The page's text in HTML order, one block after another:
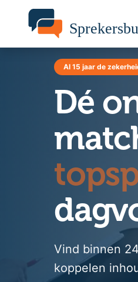
Al 15 jaar de
Dé
Vind binnen
koppelen